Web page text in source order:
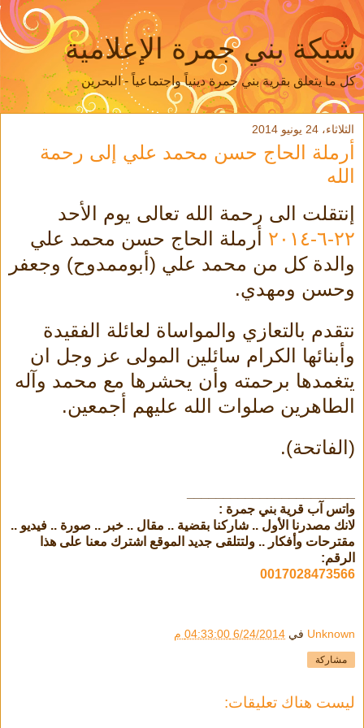
شبكة بني جمرة الإعلامية
كل ما يتعلق بقرية بني جمرة دينياً واجتماعياً - البحرين
الثلاثاء، 24 يونيو 2014
أرملة الحاج حسن محمد علي إلى رحمة
الله
إنتقلت الى رحمة الله تعالى يوم الأحد
٢٢-٦-٢٠١٤
أرملة الحاج حسن محمد علي
والدة كل من محمد علي (أبوممدوح) وجعفر
وحسن ومهدي.
نتقدم بالتعازي والمواساة لعائلة الفقيدة
وأبنائها الكرام سائلين المولى عز وجل ان
يتغمدها برحمته وأن يحشرها مع محمد وآله
الطاهرين صلوات الله عليهم أجمعين.
(الفاتحة).
واتس آب قرية بني جمرة :
لانك مصدرنا الأول .. شاركنا بقضية .. مقال .. خبر .. صورة .. فيديو ..
مقترحات وأفكار .. ولتتلقى جديد الموقع اشترك معنا على هذا
الرقم:
0017028473566
Unknown في 6/24/2014 04:33:00 م
مشاركة
ليست هناك تعليقات: